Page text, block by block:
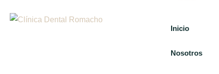
Inicio
Nosotros